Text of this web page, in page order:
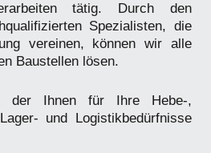
tätig. Durch den
Spezialisten, die
vereinen, können wir alle
Baustellen lösen.
der Ihnen für Ihre Hebe-,
und Logistikbedürfnisse